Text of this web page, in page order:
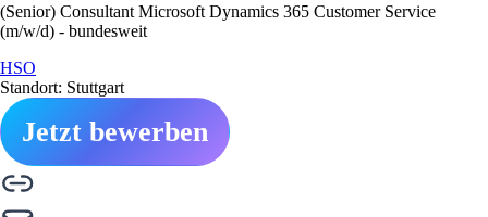
(Senior) Consultant Microsoft Dynamics 365 Customer Service
(m/w/d) - bundesweit
HSO
Standort: Stuttgart
Jetzt bewerben